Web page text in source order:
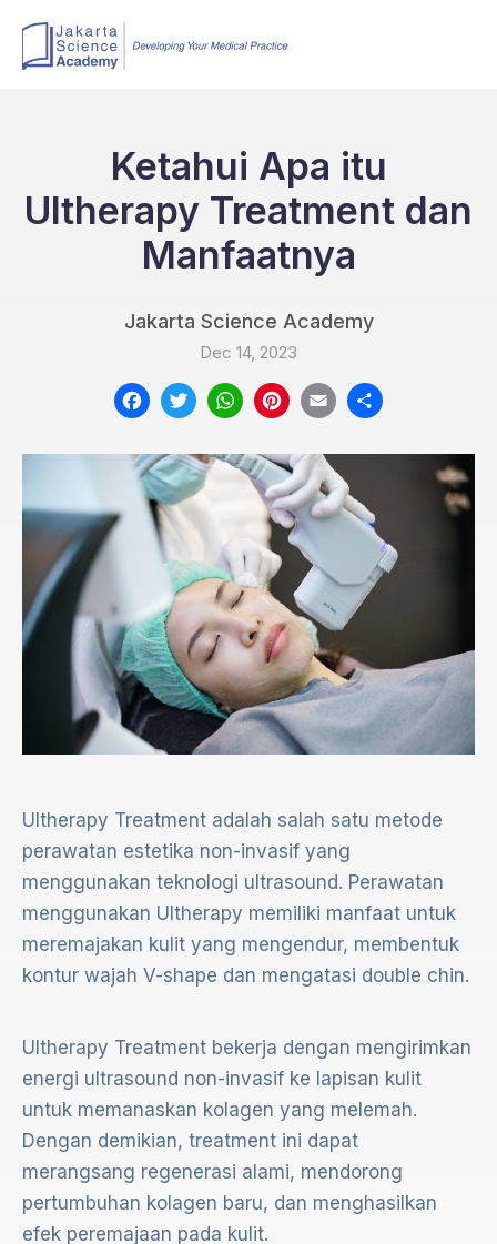
Ketahui Apa itu
Ultherapy Treatment dan
Manfaatnya
Jakarta Science Academy
Dec 14, 2023
Facebook
Twitter
WhatsApp
Pinterest
Email
Ultherapy Treatment adalah salah satu metode
perawatan estetika non-invasif yang
menggunakan teknologi ultrasound. Perawatan
menggunakan Ultherapy memiliki manfaat untuk
meremajakan kulit yang mengendur, membentuk
kontur wajah V-shape dan mengatasi double chin.
Ultherapy Treatment bekerja dengan mengirimkan
energi ultrasound non-invasif ke lapisan kulit
untuk memanaskan kolagen yang melemah.
Dengan demikian, treatment ini dapat
merangsang regenerasi alami, mendorong
pertumbuhan kolagen baru, dan menghasilkan
efek peremajaan pada kulit.